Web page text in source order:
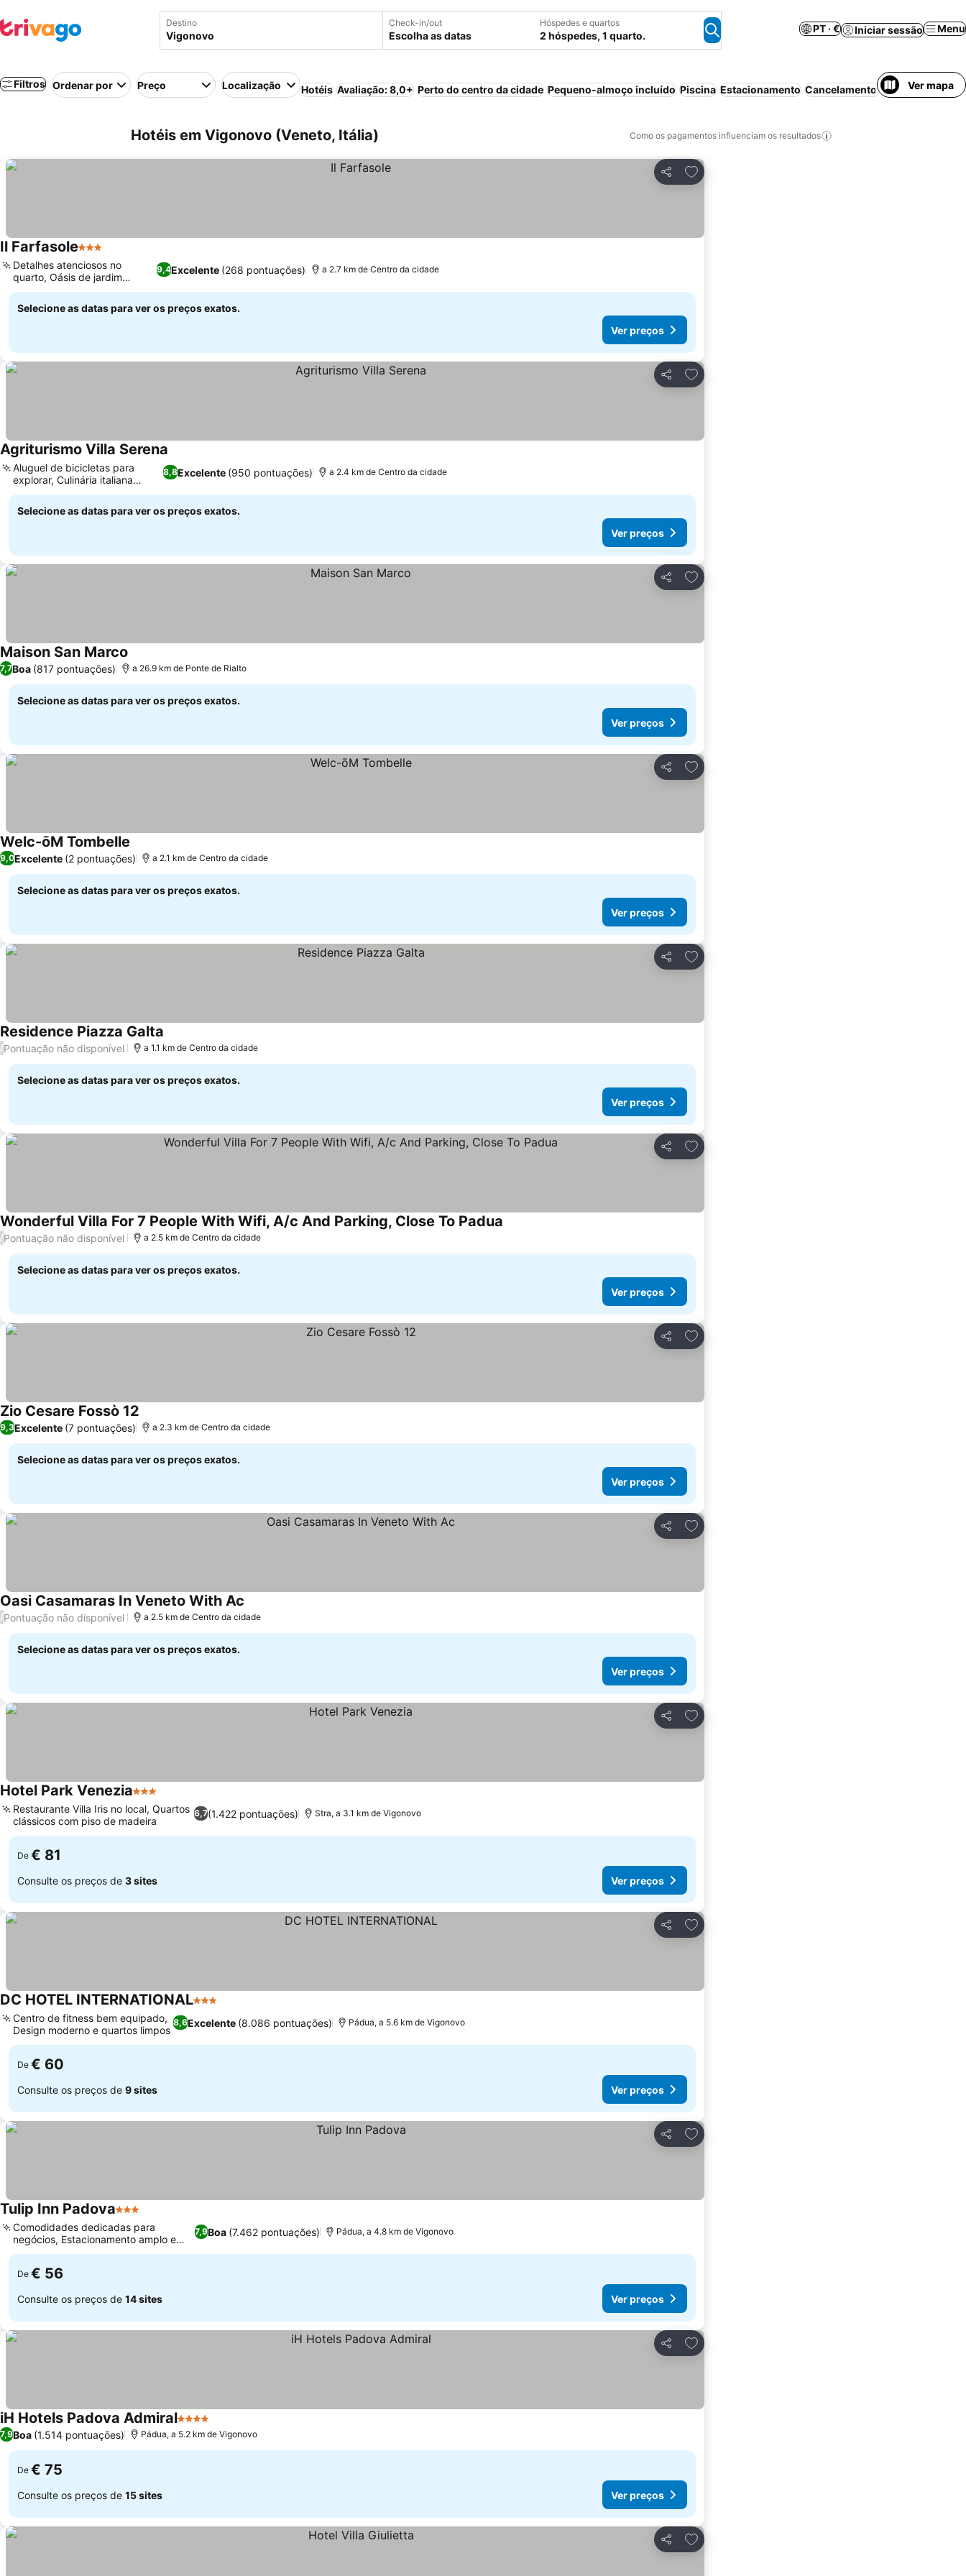
Destino Check-in/out
Escolha as datas
Hóspedes e quartos
2 hóspedes, 1 quarto.
PT · € Iniciar sessão Menu
Filtros Ordenar por Preço Localização Hotéis Avaliação: 8,0+ Perto do centro da cidade Pequeno-almoço incluído Piscina Estacionamento Cancelamento gratuitoVer mapa
Hotéis em Vigonovo (Veneto, Itália) Como os pagamentos influenciam os resultados
Partilhar
Adicionar aos favoritos
Il Farfasole3 Estrelas
9,4Excelente (268 pontuações)
Detalhes atenciosos no
quarto, Oásis de jardim
tranquilo
a 2.7 km de Centro da cidade
Selecione as datas para ver os preços exatos.
Ver preços
Partilhar
Adicionar aos favoritos
Agriturismo Villa Serena
8,8Excelente (950 pontuações)
Aluguel de bicicletas para
explorar, Culinária italiana
caseira
a 2.4 km de Centro da cidade
Selecione as datas para ver os preços exatos.
Ver preços
Partilhar
Adicionar aos favoritos
Maison San Marco
7,7Boa (817 pontuações) a 26.9 km de Ponte de Rialto
Selecione as datas para ver os preços exatos.
Ver preços
Partilhar
Adicionar aos favoritos
Welc-ōM Tombelle
9,0Excelente (2 pontuações) a 2.1 km de Centro da cidade
Selecione as datas para ver os preços exatos.
Ver preços
Partilhar
Adicionar aos favoritos
Residence Piazza Galta
/Pontuação não disponível a 1.1 km de Centro da cidade
Selecione as datas para ver os preços exatos.
Ver preços
Partilhar
Adicionar aos favoritos
Wonderful Villa For 7 People With Wifi, A/c And Parking, Close To Padua
/Pontuação não disponível a 2.5 km de Centro da cidade
Selecione as datas para ver os preços exatos.
Ver preços
Partilhar
Adicionar aos favoritos
Zio Cesare Fossò 12
9,3Excelente (7 pontuações) a 2.3 km de Centro da cidade
Selecione as datas para ver os preços exatos.
Ver preços
Partilhar
Adicionar aos favoritos
Oasi Casamaras In Veneto With Ac
/Pontuação não disponível a 2.5 km de Centro da cidade
Selecione as datas para ver os preços exatos.
Ver preços
Partilhar
Adicionar aos favoritos
Hotel Park Venezia3 Estrelas
6,7(1.422 pontuações)
Restaurante Villa Iris no local, Quartos
clássicos com piso de madeira
Stra, a 3.1 km de Vigonovo
De € 81
Consulte os preços de 3 sites Ver preços
Partilhar
Adicionar aos favoritos
DC HOTEL INTERNATIONAL3 Estrelas
8,6Excelente (8.086 pontuações)
Centro de fitness bem equipado,
Design moderno e quartos limpos
Pádua, a 5.6 km de Vigonovo
De € 60
Consulte os preços de 9 sites Ver preços
Partilhar
Adicionar aos favoritos
Tulip Inn Padova3 Estrelas
7,9Boa (7.462 pontuações)
Comodidades dedicadas para
negócios, Estacionamento amplo e
seguro
Pádua, a 4.8 km de Vigonovo
De € 56
Consulte os preços de 14 sites Ver preços
Partilhar
Adicionar aos favoritos
iH Hotels Padova Admiral4 Estrelas
7,9Boa (1.514 pontuações) Pádua, a 5.2 km de Vigonovo
De € 75
Consulte os preços de 15 sites Ver preços
Partilhar
Adicionar aos favoritos